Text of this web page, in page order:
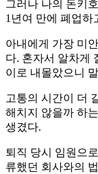
그러나 나의 돈키
1년여 만에 폐업하
아내에게 가장 미
다. 혼자서 알차게
이로 내몰았으니
고통의 시간이 더
해치지 않을까 하
생겼다.
퇴직 당시 임원으
류했던 회사와의